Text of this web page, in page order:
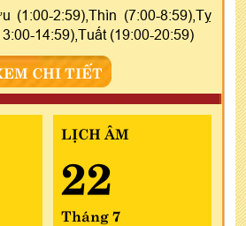
(1:00-2:59),Thìn (7:00-8:59),Tỵ
14:59),Tuất (19:00-20:59)
CHI TIẾT
LỊCH ÂM
22
Tháng 7